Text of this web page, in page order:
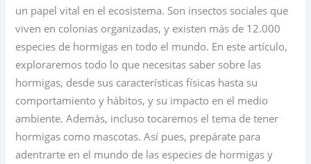
un papel vital en el ecosistema. Son insectos sociales que
viven en colonias organizadas, y existen más de 12.000
especies de hormigas en todo el mundo. En este artículo,
exploraremos todo lo que necesitas saber sobre las
hormigas, desde sus características físicas hasta su
comportamiento y hábitos, y su impacto en el medio
ambiente. Además, incluso tocaremos el tema de tener
hormigas como mascotas. Así pues, prepárate para
adentrarte en el mundo de las especies de hormigas y